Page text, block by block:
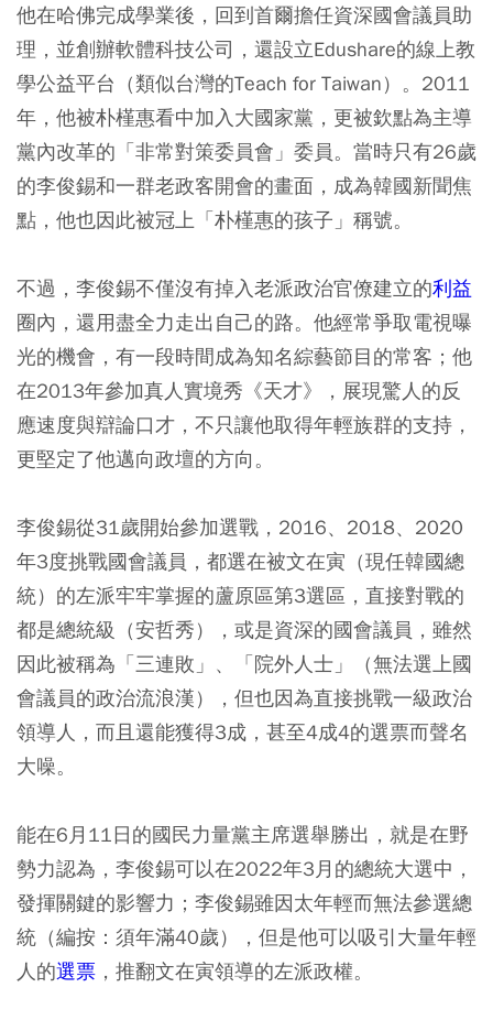
他在哈佛完成學業後，回到首爾擔任資深國會議員助
理，並創辦軟體科技公司，還設立Edushare的線上教
學公益平台（類似台灣的Teach for Taiwan）。2011
年，他被朴槿惠看中加入大國家黨，更被欽點為主導
黨內改革的「非常對策委員會」委員。當時只有26歲
的李俊錫和一群老政客開會的畫面，成為韓國新聞焦
點，他也因此被冠上「朴槿惠的孩子」稱號。
不過，李俊錫不僅沒有掉入老派政治官僚建立的利益
圈內，還用盡全力走出自己的路。他經常爭取電視曝
光的機會，有一段時間成為知名綜藝節目的常客；他
在2013年參加真人實境秀《天才》，展現驚人的反
應速度與辯論口才，不只讓他取得年輕族群的支持，
更堅定了他邁向政壇的方向。
李俊錫從31歲開始參加選戰，2016、2018、2020
年3度挑戰國會議員，都選在被文在寅（現任韓國總
統）的左派牢牢掌握的蘆原區第3選區，直接對戰的
都是總統級（安哲秀），或是資深的國會議員，雖然
因此被稱為「三連敗」、「院外人士」（無法選上國
會議員的政治流浪漢），但也因為直接挑戰一級政治
領導人，而且還能獲得3成，甚至4成4的選票而聲名
大噪。
能在6月11日的國民力量黨主席選舉勝出，就是在野
勢力認為，李俊錫可以在2022年3月的總統大選中，
發揮關鍵的影響力；李俊錫雖因太年輕而無法參選總
統（編按：須年滿40歲），但是他可以吸引大量年輕
人的選票 ，推翻文在寅領導的左派政權。